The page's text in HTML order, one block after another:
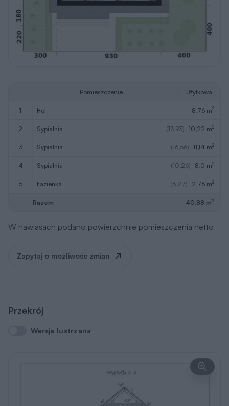
Pomieszczenie Użytkowa
1 hol 8,76 m2
2 sypialnia (13,93) 10,22 m2
3 sypialnia (16,56) 11,14 m2
4 sypialnia (10,26) 8,0 m2
5 łazienka (6,27) 2,76 m2
Razem 40,88 m2
W nawiasach podano powierzchnie pomieszczenia netto
Zapytaj o możliwość zmian
Przekrój
Wersja lustrzana
Wersja lustrzana